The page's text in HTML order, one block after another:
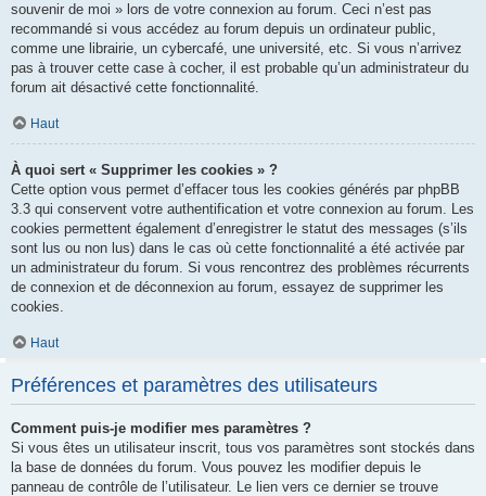
souvenir de moi » lors de votre connexion au forum. Ceci n’est pas
recommandé si vous accédez au forum depuis un ordinateur public,
comme une librairie, un cybercafé, une université, etc. Si vous n’arrivez
pas à trouver cette case à cocher, il est probable qu’un administrateur du
forum ait désactivé cette fonctionnalité.
Haut
À quoi sert « Supprimer les cookies » ?
Cette option vous permet d’effacer tous les cookies générés par phpBB
3.3 qui conservent votre authentification et votre connexion au forum. Les
cookies permettent également d’enregistrer le statut des messages (s’ils
sont lus ou non lus) dans le cas où cette fonctionnalité a été activée par
un administrateur du forum. Si vous rencontrez des problèmes récurrents
de connexion et de déconnexion au forum, essayez de supprimer les
cookies.
Haut
Préférences et paramètres des utilisateurs
Comment puis-je modifier mes paramètres ?
Si vous êtes un utilisateur inscrit, tous vos paramètres sont stockés dans
la base de données du forum. Vous pouvez les modifier depuis le
panneau de contrôle de l’utilisateur. Le lien vers ce dernier se trouve